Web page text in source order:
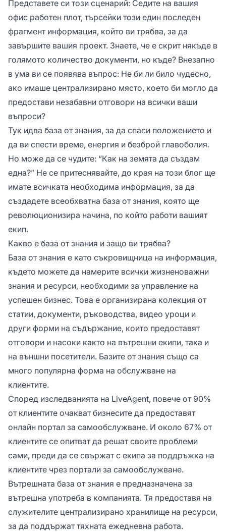
Представете си този сценарий: Седите на вашия
офис работен плот, търсейки този един последен
фрагмент информация, който ви трябва, за да
завършите вашия проект. Знаете, че е скрит някъде в
голямото количество документи, но къде? Внезапно
в ума ви се появява въпрос: Не би ли било чудесно,
ако имаше централизирано място, което би могло да
предостави незабавни отговори на всички ваши
въпроси?
Тук идва база от знания, за да спаси положението и
да ви спести време, енергия и безброй главоболия.
Но може да се чудите: “Как на земята да създам
една?” Не се притеснявайте, до края на този блог ще
имате всичката необходима информация, за да
създадете всеобхватна база от знания, която ще
революционизира начина, по който работи вашият
екип.
Какво е база от знания и защо ви трябва?
База от знания е като съкровищница на информация,
където можете да намерите всички жизненоважни
знания и ресурси, необходими за управление на
успешен бизнес. Това е организирана колекция от
статии, документи, ръководства, видео уроци и
други форми на съдържание, които предоставят
отговори и насоки както на вътрешни екипи, така и
на външни посетители. Базите от знания също са
много популярна форма на обслужване на
клиентите.
Според изследванията на LiveAgent, повече от 90%
от клиентите очакват бизнесите да предоставят
онлайн портал за самообслужване. И около 67% от
клиентите се опитват да решат своите проблеми
сами, преди да се свържат с екипа за поддръжка на
клиентите чрез портали за самообслужване.
Вътрешната база от знания е предназначена за
вътрешна употреба в компанията. Тя предоставя на
служителите централизирано хранилище на ресурси,
за да поддържат тяхната ежедневна работа.